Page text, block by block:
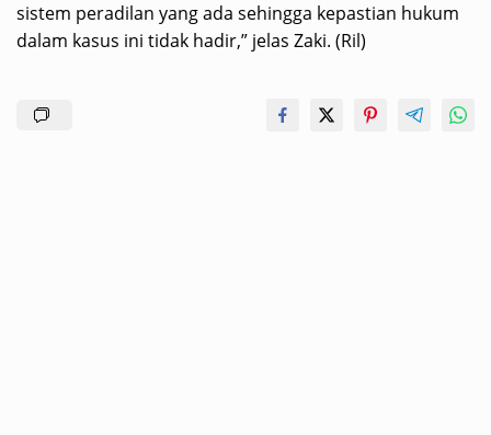
sistem peradilan yang ada sehingga kepastian hukum
dalam kasus ini tidak hadir,” jelas Zaki. (Ril)